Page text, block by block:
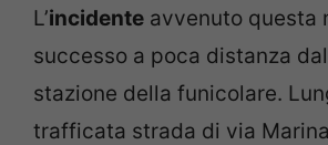
L’incidente avvenuto questa
successo a poca distanza
stazione della funicolare.
trafficata strada di via